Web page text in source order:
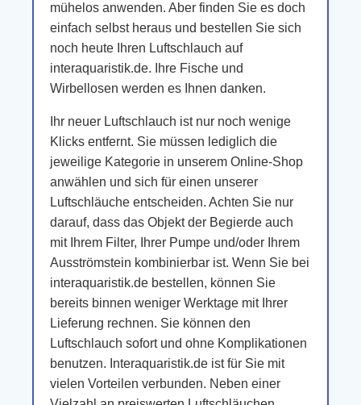
mühelos anwenden. Aber finden Sie es doch
einfach selbst heraus und bestellen Sie sich
noch heute Ihren Luftschlauch auf
interaquaristik.de. Ihre Fische und
Wirbellosen werden es Ihnen danken.
Ihr neuer Luftschlauch ist nur noch wenige
Klicks entfernt. Sie müssen lediglich die
jeweilige Kategorie in unserem Online-Shop
anwählen und sich für einen unserer
Luftschläuche entscheiden. Achten Sie nur
darauf, dass das Objekt der Begierde auch
mit Ihrem Filter, Ihrer Pumpe und/oder Ihrem
Ausströmstein kombinierbar ist. Wenn Sie bei
interaquaristik.de bestellen, können Sie
bereits binnen weniger Werktage mit Ihrer
Lieferung rechnen. Sie können den
Luftschlauch sofort und ohne Komplikationen
benutzen. Interaquaristik.de ist für Sie mit
vielen Vorteilen verbunden. Neben einer